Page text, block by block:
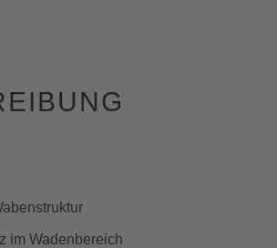
im Wadenbereich